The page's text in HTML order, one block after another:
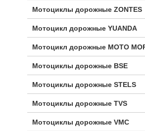
Мотоциклы дорожные ZONTES
Мотоцикл дорожные YUANDA
Мотоцикл дорожные МОТО
Мотоциклы дорожные BSE
Мотоциклы дорожные STELS
Мотоциклы дорожные TVS
Мотоциклы дорожные VMC